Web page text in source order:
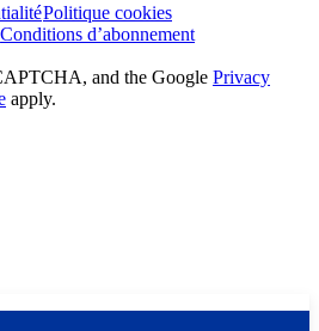
Politique cookies
Conditions d’abonnement
and the Google Privacy
apply.